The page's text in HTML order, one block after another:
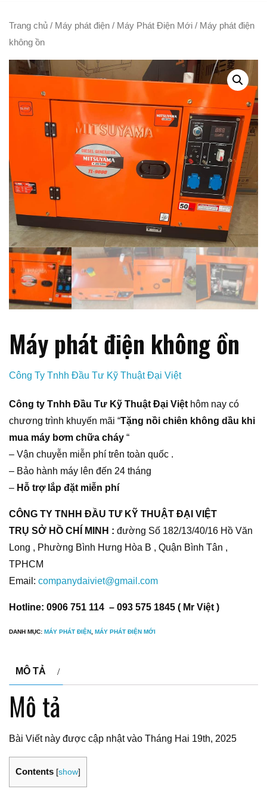
Trang chủ / Máy phát điện / Máy Phát Điện Mới / Máy phát điện
không ồn
Máy phát điện không ồn
Công Ty Tnhh Đầu Tư Kỹ Thuật Đại Việt
Công ty Tnhh Đầu Tư Kỹ Thuật Đại Việt hôm nay có
chương trình khuyến mãi “Tặng nồi chiên không dầu khi
mua máy bơm chữa cháy “
– Vận chuyễn miễn phí trên toàn quốc .
– Bảo hành máy lên đến 24 tháng
– Hỗ trợ lắp đặt miễn phí
CÔNG TY TNHH ĐẦU TƯ KỸ THUẬT ĐẠI VIỆT
TRỤ SỞ HỒ CHÍ MINH : đường Số 182/13/40/16 Hồ Văn
Long , Phường Bình Hưng Hòa B , Quận Bình Tân ,
TPHCM
Email: companydaiviet@gmail.com
Hotline: 0906 751 114 – 093 575 1845 ( Mr Việt )
DANH MỤC: MÁY PHÁT ĐIỆN MÁY PHÁT ĐIỆN MỚI
MÔ TẢ
Mô tả
Bài Viết này được cập nhật vào Tháng Hai 19th, 2025
Contents [show]